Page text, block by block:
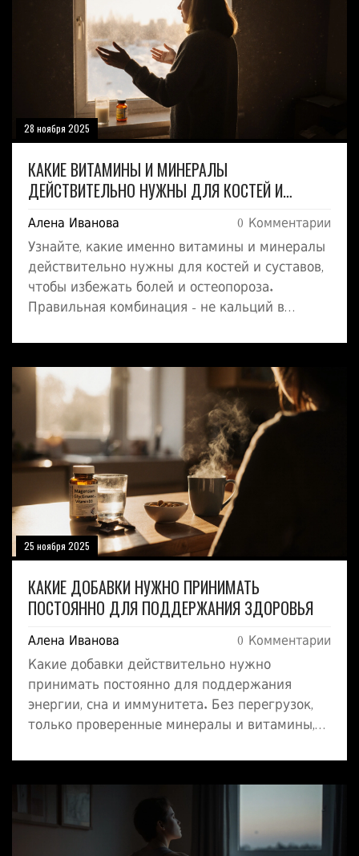
28 ноября 2025
КАКИЕ ВИТАМИНЫ И МИНЕРАЛЫ
ДЕЙСТВИТЕЛЬНО НУЖНЫ ДЛЯ КОСТЕЙ И
СУСТАВОВ
Алена Иванова 0 Комментарии
Узнайте, какие именно витамины и минералы
действительно нужны для костей и суставов,
чтобы избежать болей и остеопороза.
Правильная комбинация - не кальций в
25 ноября 2025
КАКИЕ ДОБАВКИ НУЖНО ПРИНИМАТЬ
ПОСТОЯННО ДЛЯ ПОДДЕРЖАНИЯ ЗДОРОВЬЯ
Алена Иванова 0 Комментарии
Какие добавки действительно нужно
принимать постоянно для поддержания
энергии, сна и иммунитета. Без перегрузок,
только проверенные минералы и витамины,